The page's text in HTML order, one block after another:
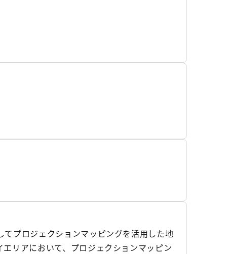
プロジェクションマッピングを活用した地
リアにおいて、プロジェクションマッピン